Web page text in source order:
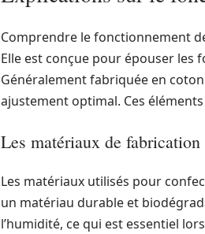
Comprendre le fonctionnement
Elle est conçue pour épouser les
Généralement fabriquée en
ajustement optimal. Ces
Les matériaux de fabrication
Les matériaux utilisés pour
un matériau durable et
l’humidité, ce qui est essentiel